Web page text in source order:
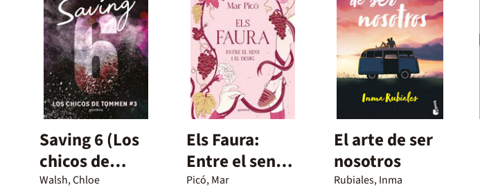
Saving 6 (Los
chicos de
Tommen 3)
Walsh, Chloe
Els Faura:
Entre el seny i
el desig
Picó, Mar
El arte de ser
nosotros
Rubiales, Inma